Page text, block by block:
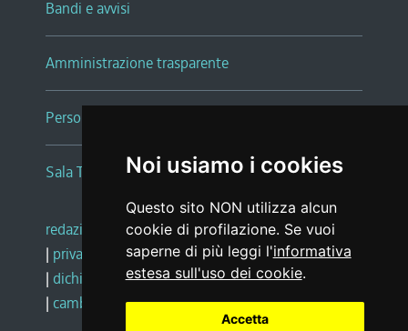
Noi usiamo i cookies
Questo sito NON utilizza alcun
cookie di profilazione. Se vuoi
saperne di più leggi l'informativa
estesa sull'uso dei cookie.
Accetta
Bandi e avvisi
Amministrazione trasparente
Persone e Uffici
Sala Tiziano Tessitori
redazione web |note legali |glossario
| privacy
social media policy
| dichiarazione di accessibilità |feedback
| cambio preferenze cookie